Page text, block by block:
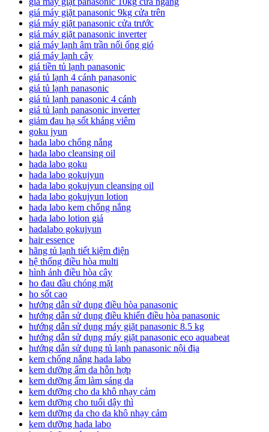
giá máy giặt panasonic 9kg cửa trên
giá máy giặt panasonic cửa trước
giá máy giặt panasonic inverter
giá máy lạnh âm trần nối ống gió
giá máy lạnh cây
giá tiền tủ lạnh panasonic
giá tủ lạnh 4 cánh panasonic
giá tủ lạnh panasonic
giá tủ lạnh panasonic 4 cánh
giá tủ lạnh panasonic inverter
giảm đau hạ sốt kháng viêm
goku jyun
hada labo chống nắng
hada labo cleansing oil
hada labo goku
hada labo gokujyun
hada labo gokujyun cleansing oil
hada labo gokujyun lotion
hada labo kem chống nắng
hada labo lotion giá
hadalabo gokujyun
hair essence
hãng tủ lạnh tiết kiệm điện
hệ thống điều hòa multi
hình ảnh điều hòa cây
ho đau đầu chóng mặt
ho sốt cao
hướng dẫn sử dụng điều hòa panasonic
hướng dẫn sử dụng điều khiển điều hòa panasonic
hướng dẫn sử dụng máy giặt panasonic 8.5 kg
hướng dẫn sử dụng máy giặt panasonic eco aquabeat
hướng dẫn sử dụng tủ lạnh panasonic nội địa
kem chống nắng hada labo
kem dưỡng ẩm da hỗn hợp
kem dưỡng ẩm làm sáng da
kem dưỡng cho da khô nhạy cảm
kem dưỡng cho tuổi dậy thì
kem dưỡng da cho da khô nhạy cảm
kem dưỡng hada labo